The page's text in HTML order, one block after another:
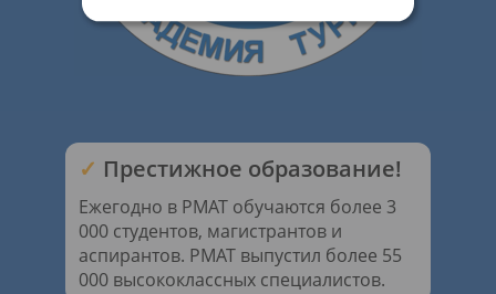
✓ Престижное образование!
Ежегодно в РМАТ обучаются более 3
000 студентов, магистрантов и
аспирантов. РМАТ выпустил более 55
000 высококлассных специалистов.